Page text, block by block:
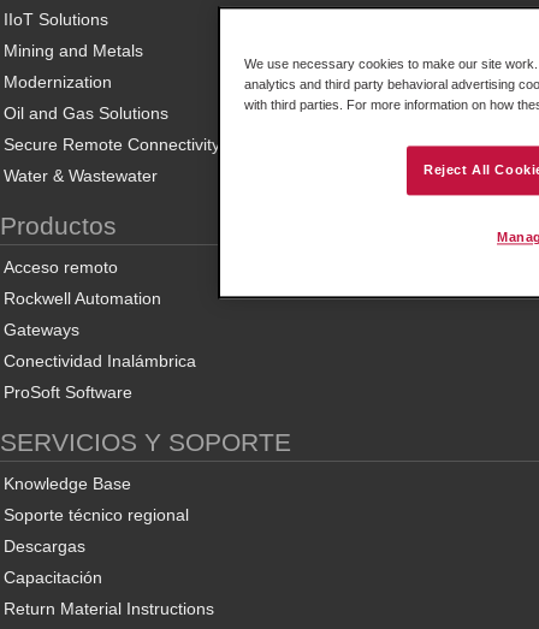
IIoT Solutions
Mining and Metals
Modernization
Oil and Gas Solutions
Secure Remote Connectivity
Water & Wastewater
Productos
Acceso remoto
Rockwell Automation
Gateways
Conectividad Inalámbrica
ProSoft Software
SERVICIOS Y SOPORTE
Knowledge Base
Soporte técnico regional
Descargas
Capacitación
Return Material Instructions
We use necessary cookies to make our site
analytics and third party behavioral advertising
with third parties. For more information on how
Reject All